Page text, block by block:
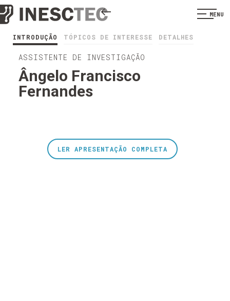
MENU
INTRODUÇÃO TÓPICOS DE INTERESSE DETALHES
ASSISTENTE DE INVESTIGAÇÃO
Ângelo Francisco
Fernandes
LER APRESENTAÇÃO COMPLETA